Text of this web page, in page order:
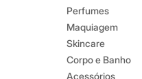
Perfumes
Maquiagem
Skincare
Corpo e Banho
Acessórios